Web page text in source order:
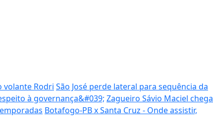
volante Rodri São José perde lateral para sequência da
à governança&#039; Zagueiro Sávio Maciel chega
Botafogo-PB x Santa Cruz - Onde assistir,